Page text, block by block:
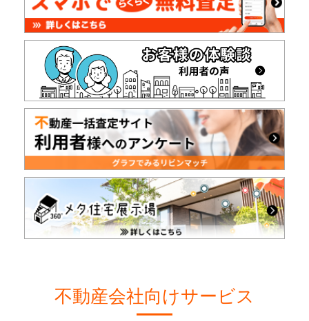
不動産会社向けサービス